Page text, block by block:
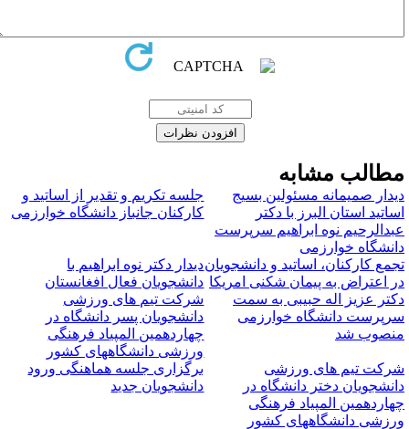
مشابه
صمیمانه مسئولین بسیج
استان البرز با دکتر
نوه ابراهیم سرپرست
خوارزمی
جلسه تکریم و تقدیر از اساتید و
کارکنان جانباز دانشگاه خوارزمی
کارکنان، اساتید و دانشجویان
اعتراض به پیمان شکنی امریکا
دیدار دکتر نوه ابراهیم با
دانشجویان فعال افغانستان
عزیز اله حبیبی به سمت
دانشگاه خوارزمی
شد
شرکت تیم های ورزشی
دانشجویان پسر دانشگاه در
چهاردهمین المپیاد فرهنگی
ورزشی دانشگاههای کشور
تیم های ورزشی
دختر دانشگاه در
المپیاد فرهنگی
دانشگاههای کشور
برگزاری جلسه هماهنگی ورود
دانشجویان جدید